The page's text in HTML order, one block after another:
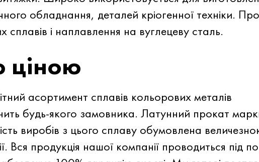
обладнання, деталей кріогенної техніки.
і наплавлення на вуглецеву сталь.
ціною
асортимент сплавів кольорових металів
будь-якого замовника. Латунний прокат
виробів з цього сплаву обумовлена
Вся продукція нашої компанії проводиться під